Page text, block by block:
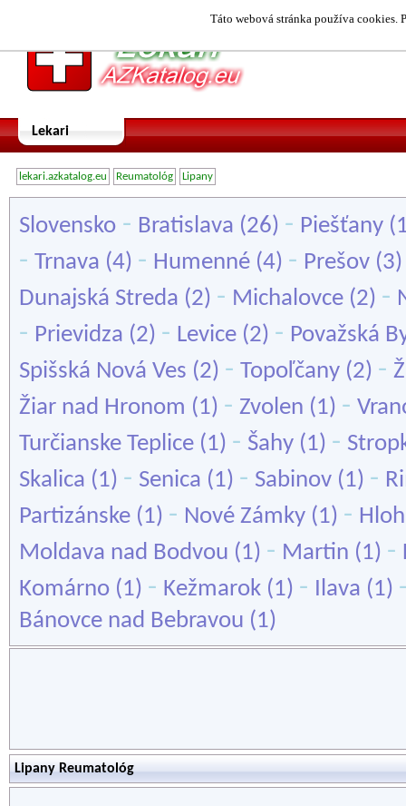
Táto webová stránka používa cookies.
Lekari
lekari.azkatalog.eu Reumatológ Lipany
Slovensko - Bratislava (26) - Piešťany
- Trnava (4) - Humenné (4) - Prešov
Dunajská Streda (2) - Michalovce (2) -
- Prievidza (2) - Levice (2) - Považská
Spišská Nová Ves (2) - Topoľčany (2) -
Žiar nad Hronom (1) - Zvolen (1) -
Turčianske Teplice (1) - Šahy (1) -
Skalica (1) - Senica (1) - Sabinov (1) -
Partizánske (1) - Nové Zámky (1) -
Moldava nad Bodvou (1) - Martin (1) -
Komárno (1) - Kežmarok (1) - Ilava (1)
Bánovce nad Bebravou (1)
Lipany Reumatológ